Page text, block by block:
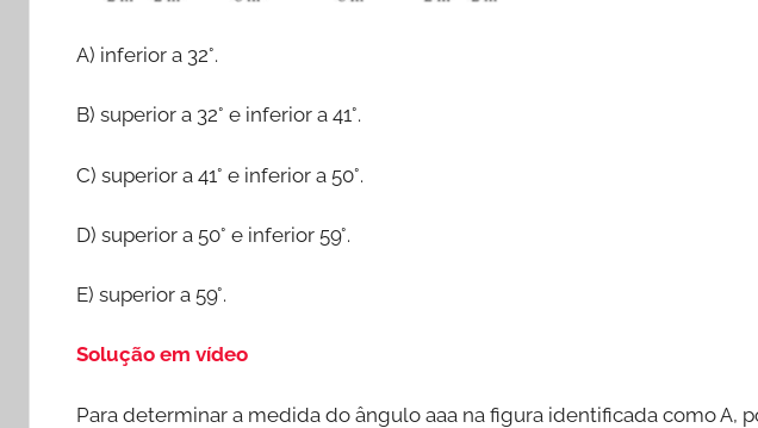
A) inferior a 32°.
B) superior a 32° e inferior a 41°.
C) superior a 41° e inferior a 50°.
D) superior a 50° e inferior 59°.
E) superior a 59°.
Solução em vídeo
Para determinar a medida do ângulo aaa na figura identificada como A,